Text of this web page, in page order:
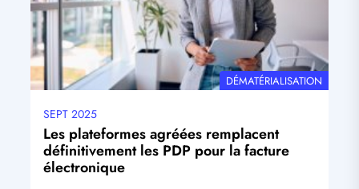
THÉMATIQUE
DÉMATÉRIALISATION
Date
mise
à
jour
SEPT 2025
Les plateformes agréées remplacent
définitivement les PDP pour la facture
électronique